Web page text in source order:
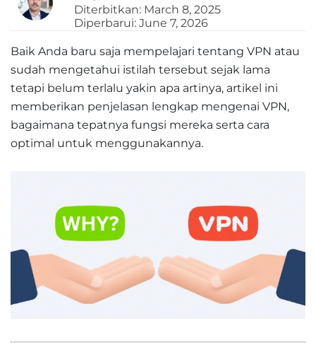
Diterbitkan: March 8, 2025
Diperbarui: June 7, 2026
Baik Anda baru saja mempelajari tentang VPN atau
sudah mengetahui istilah tersebut sejak lama
tetapi belum terlalu yakin apa artinya, artikel ini
memberikan penjelasan lengkap mengenai VPN,
bagaimana tepatnya fungsi mereka serta cara
optimal untuk menggunakannya.